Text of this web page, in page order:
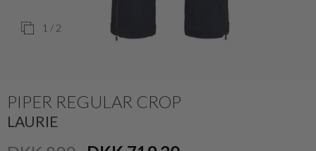
1 / 2
PIPER REGULAR CROP
LAURIE